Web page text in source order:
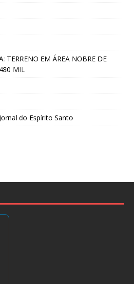
TERRENO EM ÁREA NOBRE DE
MIL
do Espírito Santo